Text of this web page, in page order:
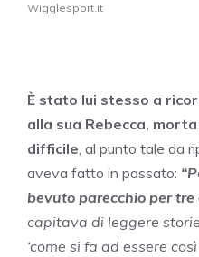
Wigglesport.it
È stato lui stesso a
alla sua Rebecca,
difficile, al punto tale da
aveva fatto in passato:
bevuto parecchio per tre
capitava di leggere
‘come si fa ad essere